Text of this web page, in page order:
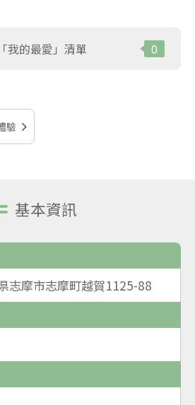
我的最愛」清單 0
驗
基本資訊
摩市志摩町越賀1125-88